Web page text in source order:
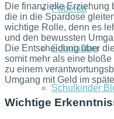
Pubertät
Schulalltag
Schulkinder
Die finanzielle Erziehung
die in die Spardose
wichtige Rolle, denn es
und den bewussten
Die Entscheidung über
somit mehr als eine
zu einem
Umgang mit Geld im
Wichtige